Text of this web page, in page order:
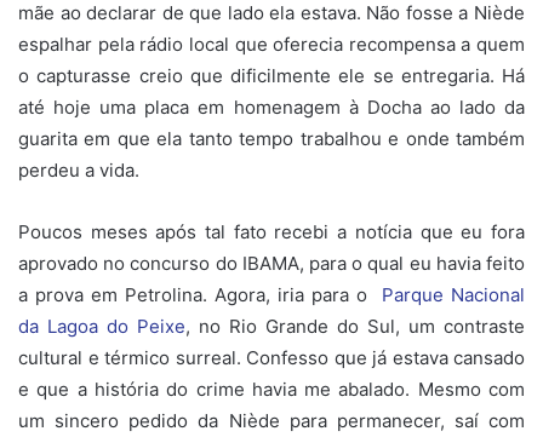
mãe ao declarar de que lado ela estava. Não fosse a Niède
espalhar pela rádio local que oferecia recompensa a quem
o capturasse creio que dificilmente ele se entregaria. Há
até hoje uma placa em homenagem à Docha ao lado da
guarita em que ela tanto tempo trabalhou e onde também
perdeu a vida.
Poucos meses após tal fato recebi a notícia que eu fora
aprovado no concurso do IBAMA, para o qual eu havia feito
a prova em Petrolina. Agora, iria para o Parque Nacional
da Lagoa do Peixe, no Rio Grande do Sul, um contraste
cultural e térmico surreal. Confesso que já estava cansado
e que a história do crime havia me abalado. Mesmo com
um sincero pedido da Niède para permanecer, saí com